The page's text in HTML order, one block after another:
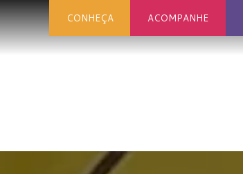
CONHEÇA ACOMPANHE